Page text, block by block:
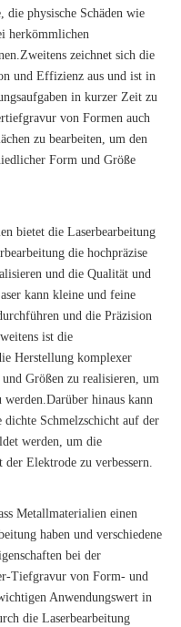
die physische Schäden wie
herkömmlichen
zeichnet sich die
und Effizienz aus und ist in
in kurzer Zeit zu
von Formen auch
zu bearbeiten, um den
Form und Größe
bietet die Laserbearbeitung
die hochpräzise
und die Qualität und
kann kleine und feine
und die Präzision
ist die
Herstellung komplexer
Größen zu realisieren, um
hinaus kann
dichte Schmelzschicht auf der
werden, um die
Elektrode zu verbessern.
Metallmaterialien einen
haben und verschiedene
bei der
Tiefgravur von Form- und
Anwendungswert in
die Laserbearbeitung